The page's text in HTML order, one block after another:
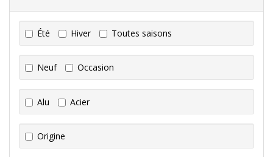
Été Hiver Toutes saisons
Neuf Occasion
Alu Acier
Origine